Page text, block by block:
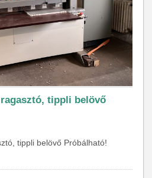
tippli belövő
tippli belövő Próbálható!